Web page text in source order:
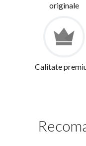
originale
Calitate